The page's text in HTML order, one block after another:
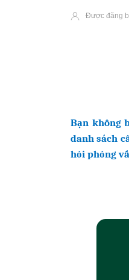
Được đăng
Bạn không
danh sách
hỏi phỏng